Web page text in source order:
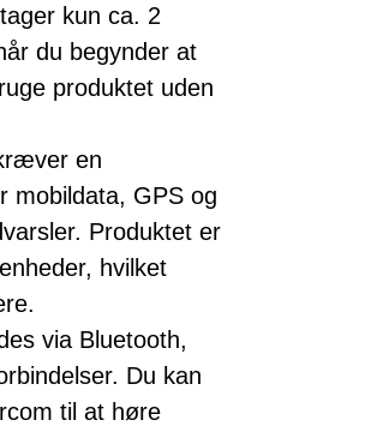
kun ca. 2
du begynder at
produktet uden
en
mobildata, GPS og
Produktet er
hvilket
via Bluetooth,
Du kan
til at høre